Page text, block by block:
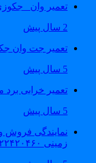
تعمیر وان _جکوزی۰۹۱۲۱۵۰۷۸۲۵
تعمیر جت وان
تعمیر خرابی برد
نمایندگی فروش و
زمینی ۲۲۴۲۰۴۶۰